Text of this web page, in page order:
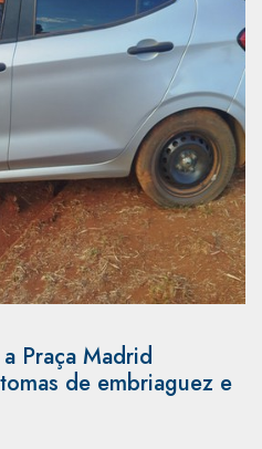
Praça Madrid
de embriaguez e